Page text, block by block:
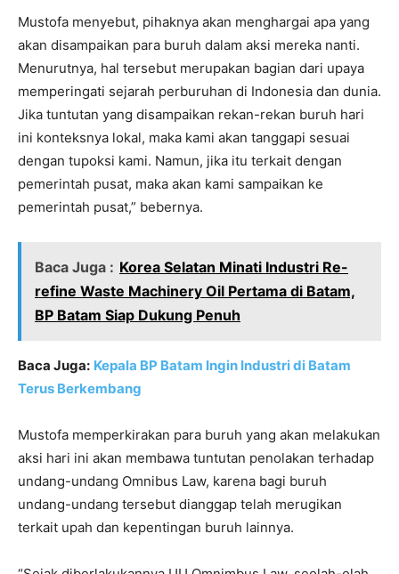
Mustofa menyebut, pihaknya akan menghargai apa yang
akan disampaikan para buruh dalam aksi mereka nanti.
Menurutnya, hal tersebut merupakan bagian dari upaya
memperingati sejarah perburuhan di Indonesia dan dunia.
Jika tuntutan yang disampaikan rekan-rekan buruh hari
ini konteksnya lokal, maka kami akan tanggapi sesuai
dengan tupoksi kami. Namun, jika itu terkait dengan
pemerintah pusat, maka akan kami sampaikan ke
pemerintah pusat,” bebernya.
Baca Juga : Korea Selatan Minati Industri Re-
refine Waste Machinery Oil Pertama di Batam,
BP Batam Siap Dukung Penuh
Baca Juga: Kepala BP Batam Ingin Industri di Batam
Terus Berkembang
Mustofa memperkirakan para buruh yang akan melakukan
aksi hari ini akan membawa tuntutan penolakan terhadap
undang-undang Omnibus Law, karena bagi buruh
undang-undang tersebut dianggap telah merugikan
terkait upah dan kepentingan buruh lainnya.